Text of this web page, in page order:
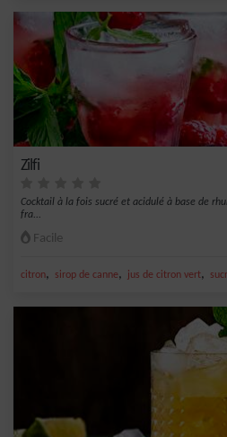
Zilfi
Cocktail à la fois sucré et acidulé à base de
fra...
Facile
citron, sirop de canne, jus de citron vert,